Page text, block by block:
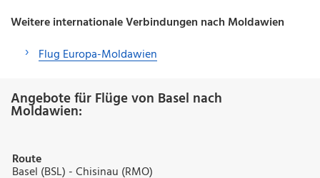
Weitere internationale Verbindungen nach Moldawien
Flug Europa-Moldawien
Angebote für Flüge von Basel nach
Moldawien:
Route
Basel (BSL) - Chisinau (RMO)